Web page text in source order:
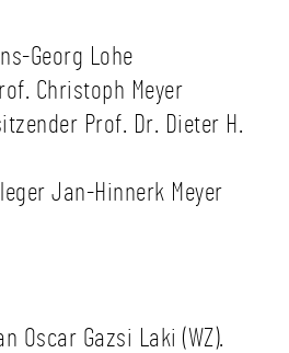
Georg Lohe
Christoph Meyer
Prof. Dr. Dieter H.
Jan-Hinnerk Meyer
Oscar Gazsi Laki (WZ).